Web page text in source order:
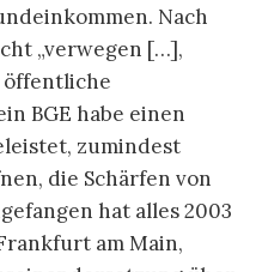
Nach
„verwegen […],
öffentliche
BGE habe einen
zumindest
die Schärfen von
hat alles 2003
am Main,